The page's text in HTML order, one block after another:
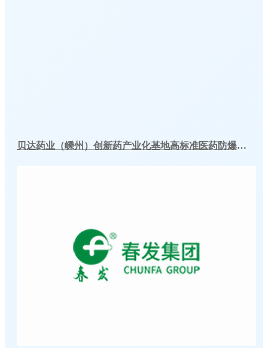
贝达药业（嵊州）创新药产业化基地高标准医药防爆冷库建造工程案例